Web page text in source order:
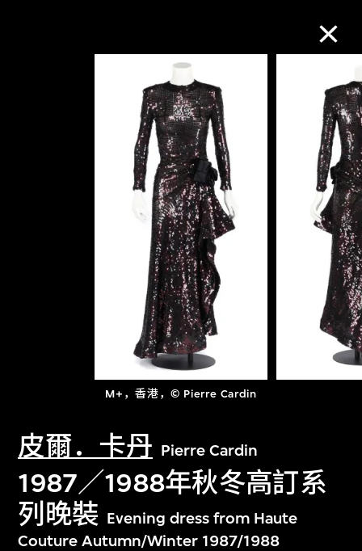
M+，香港，© Pierre Cardin
皮爾．卡丹 Pierre Cardin
1987／1988年秋冬高訂系
列晚裝 Evening dress from Haute
Couture Autumn/Winter 1987/1988
M+藏品
进一步筛选 搜索
探索世界顶级的二十及二十一世纪视觉